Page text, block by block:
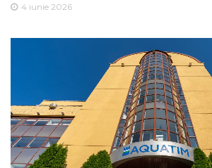
4 iunie 2026